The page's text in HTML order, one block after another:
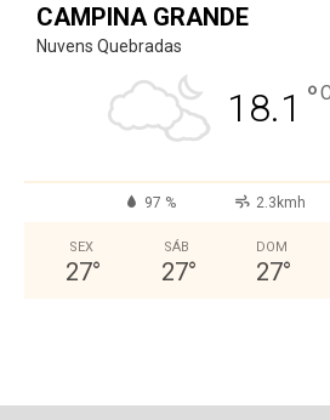
CAMPINA GRANDE
Nuvens Quebradas
18.1 °
97 % 2.3kmh
SEX
27°
SÁB
27°
DOM
27°